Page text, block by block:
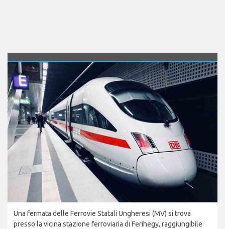
Una fermata delle Ferrovie Statali Ungheresi (MV) si trova
presso la vicina stazione ferroviaria di Ferihegy, raggiungibile